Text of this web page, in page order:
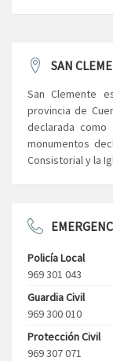
SAN
San Clemente
provincia de
declarada como
monumentos
Consistorial y la
Policía Local
969 301 043
Guardia Civil
969 300 010
Protección Civil
969 307 071